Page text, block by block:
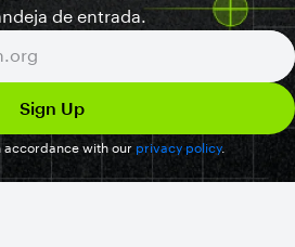
de entrada.
accordance with our privacy policy.